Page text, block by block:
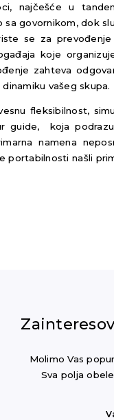
najčešće u
govornikom, dok
se za prevođenje
koje
zahteva
vašeg skupa.
fleksibilnost,
guide, koja
namena
portabilnosti našli
Molimo Vas
Sva polja